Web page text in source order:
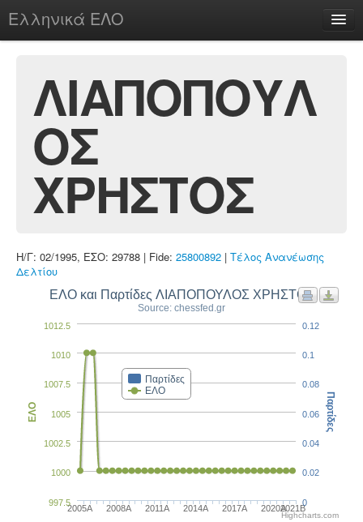
Ελληνικά ΕΛΟ
chesstu.be @ discord
Login
ΛΙΑΠΟΠΟΥΛ
ΟΣ
ΧΡΗΣΤΟΣ
Η/Γ: 02/1995, ΕΣΟ: 29788 | Fide: 25800892 | Τέλος Ανανέωσης
Δελτίου
ΕΛΟ και Παρτίδες ΛΙΑΠΟΠΟΥΛΟΣ ΧΡΗΣΤΟΣ
Source: chessfed.gr
Παρτίδες
ΕΛΟ
2005A 2008A 2011A 2014A 2017A 2020A2021B
997.5
1000
1002.5
1005
1007.5
1010
1012.5
ΕΛΟ
0
0.02
0.04
0.06
0.08
0.1
0.12
Παρτίδες
Highcharts.com